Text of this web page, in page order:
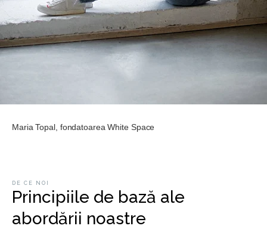
Maria Topal, fondatoarea White Space
DE CE NOI
Principiile de bază ale
abordării noastre